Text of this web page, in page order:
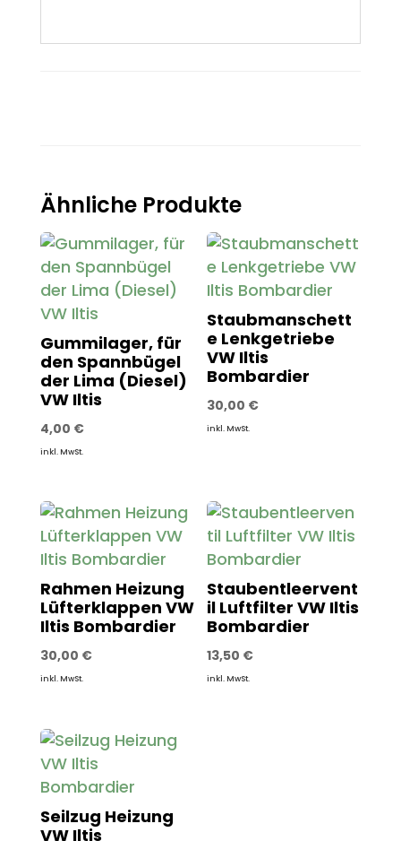
Ähnliche Produkte
Gummilager, für
den Spannbügel
der Lima (Diesel)
VW Iltis
4,00 €
inkl. MwSt.
Staubmanschett
e Lenkgetriebe
VW Iltis
Bombardier
30,00 €
inkl. MwSt.
Rahmen Heizung
Lüfterklappen VW
Iltis Bombardier
30,00 €
inkl. MwSt.
Staubentleervent
il Luftfilter VW Iltis
Bombardier
13,50 €
inkl. MwSt.
Seilzug Heizung
VW Iltis